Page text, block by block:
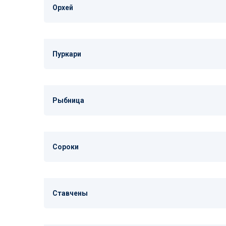
Орхей
Пуркари
Рыбница
Сороки
Ставчены